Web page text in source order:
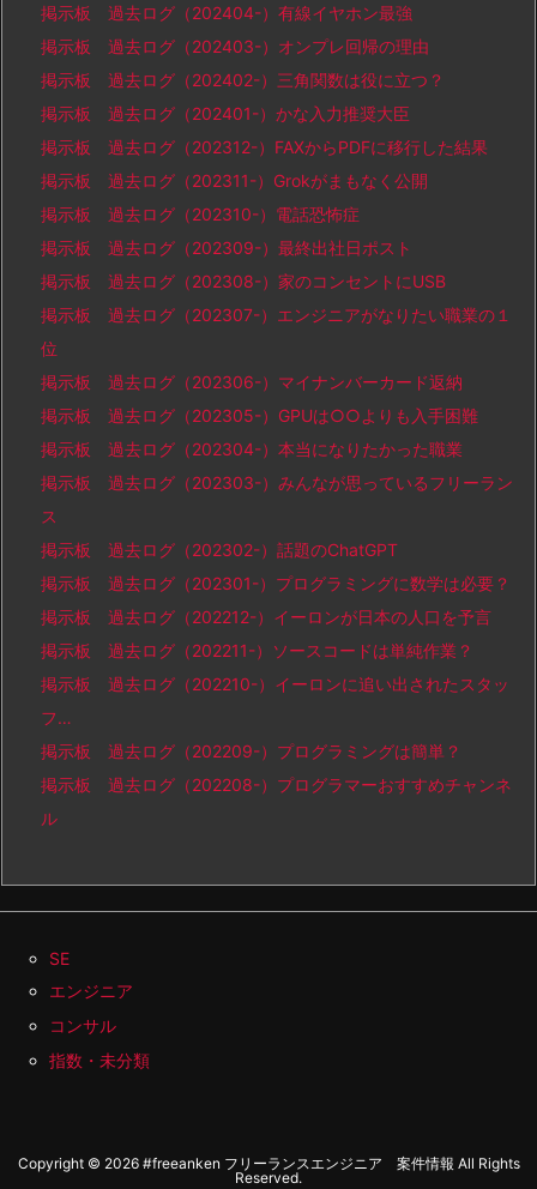
掲示板 過去ログ（202404-）有線イヤホン最強
掲示板 過去ログ（202403-）オンプレ回帰の理由
掲示板 過去ログ（202402-）三角関数は役に立つ？
掲示板 過去ログ（202401-）かな入力推奨大臣
掲示板 過去ログ（202312-）FAXからPDFに移行した結果
掲示板 過去ログ（202311-）Grokがまもなく公開
掲示板 過去ログ（202310-）電話恐怖症
掲示板 過去ログ（202309-）最終出社日ポスト
掲示板 過去ログ（202308-）家のコンセントにUSB
掲示板 過去ログ（202307-）エンジニアがなりたい職業の１
位
掲示板 過去ログ（202306-）マイナンバーカード返納
掲示板 過去ログ（202305-）GPUは○○よりも入手困難
掲示板 過去ログ（202304-）本当になりたかった職業
掲示板 過去ログ（202303-）みんなが思っているフリーラン
ス
掲示板 過去ログ（202302-）話題のChatGPT
掲示板 過去ログ（202301-）プログラミングに数学は必要？
掲示板 過去ログ（202212-）イーロンが日本の人口を予言
掲示板 過去ログ（202211-）ソースコードは単純作業？
掲示板 過去ログ（202210-）イーロンに追い出されたスタッ
フ…
掲示板 過去ログ（202209-）プログラミングは簡単？
掲示板 過去ログ（202208-）プログラマーおすすめチャンネ
ル
SE
エンジニア
コンサル
指数・未分類
Copyright © 2026 #freeanken フリーランスエンジニア 案件情報 All Rights
Reserved.